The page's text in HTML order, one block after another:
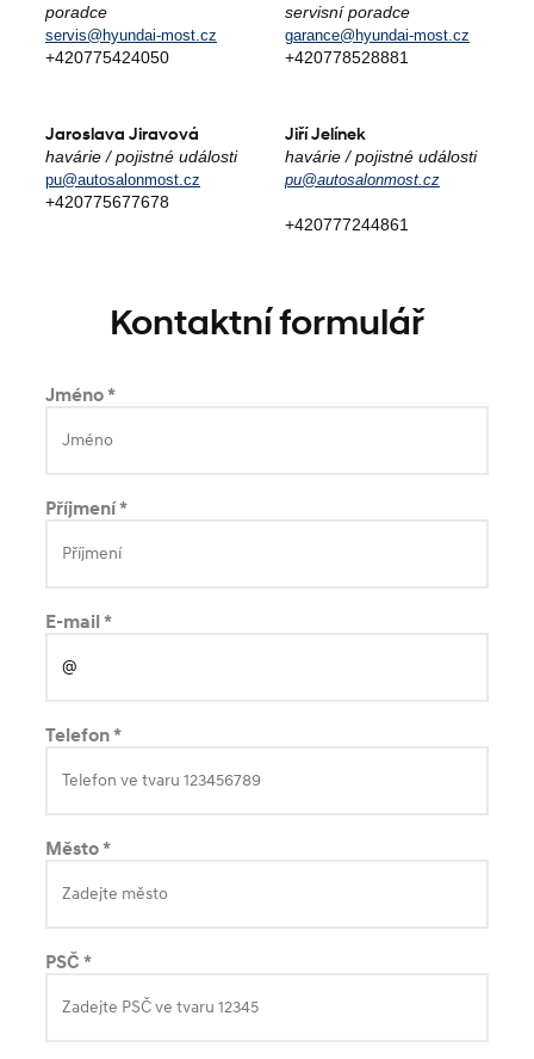
poradce
servis@hyundai-most.cz
+420775424050
servisní poradce
garance@hyundai-most.cz
+420778528881
Jaroslava Jiravová
havárie / pojistné události
pu@autosalonmost.cz
+420775677678
Jiří Jelínek
havárie / pojistné události
pu@autosalonmost.cz
+420777244861
Kontaktní formulář
Jméno *
Příjmení *
E-mail *
Telefon *
Město *
PSČ *